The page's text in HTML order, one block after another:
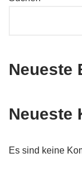
Neueste
Neueste
Es sind keine